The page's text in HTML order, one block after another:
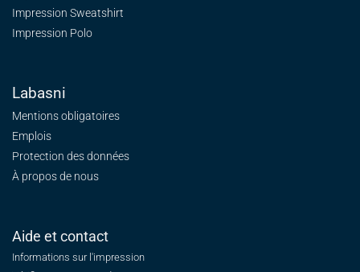
Impression Sweatshirt
Impression Polo
Labasni
Mentions obligatoires
Emplois
Protection des données
À propos de nous
Aide et contact
Informations sur l'impression